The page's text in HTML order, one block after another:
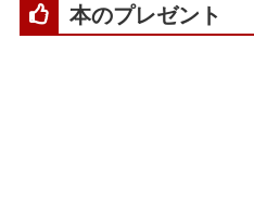
本のプレゼント